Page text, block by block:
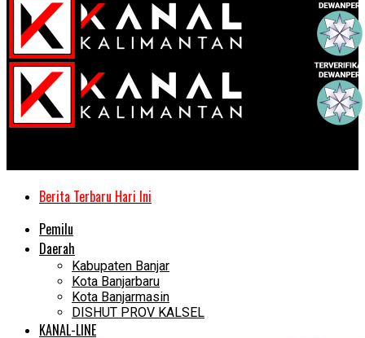
Berita Terbaru Hari Ini
Pemilu
Daerah
Kabupaten Banjar
Kota Banjarbaru
Kota Banjarmasin
DISHUT PROV KALSEL
KANAL-LINE